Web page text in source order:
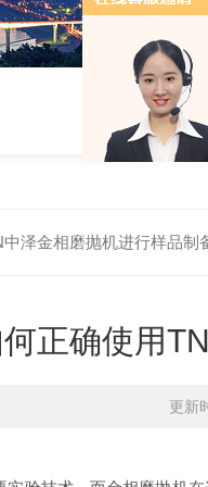
泽金相磨抛机进行样品制
正确使用
更新